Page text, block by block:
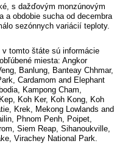
s dažďovým monzúnovým
a obdobie sucha od decembra
sezónnych variácií teploty.
tomto štáte sú informácie
miesta: Angkor
Banlung, Banteay Chhmar,
Cardamom and Elephant
Kampong Cham,
Koh Ker, Koh Kong, Koh
Krek, Mekong Lowlands and
Phnom Penh, Poipet,
Siem Reap, Sihanoukville,
Virachey National Park.